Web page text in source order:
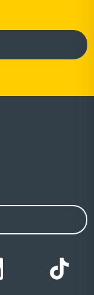
LinkedIn